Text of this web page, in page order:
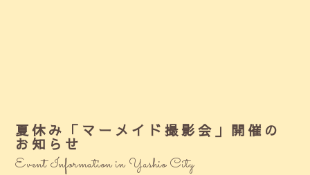
夏休み「マーメイド撮影会」開催の
お知らせ
Event Information in Yashio City